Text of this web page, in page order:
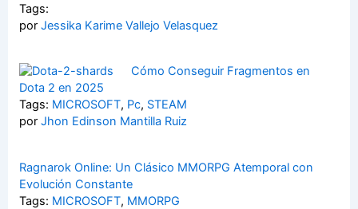
Tags:
porJessika Karime Vallejo Velasquez
Cómo Conseguir Fragmentos en
Dota 2 en 2025
Tags: MICROSOFT, Pc, STEAM
porJhon Edinson Mantilla Ruiz
Ragnarok Online: Un Clásico MMORPG Atemporal con
Evolución Constante
Tags: MICROSOFT, MMORPG